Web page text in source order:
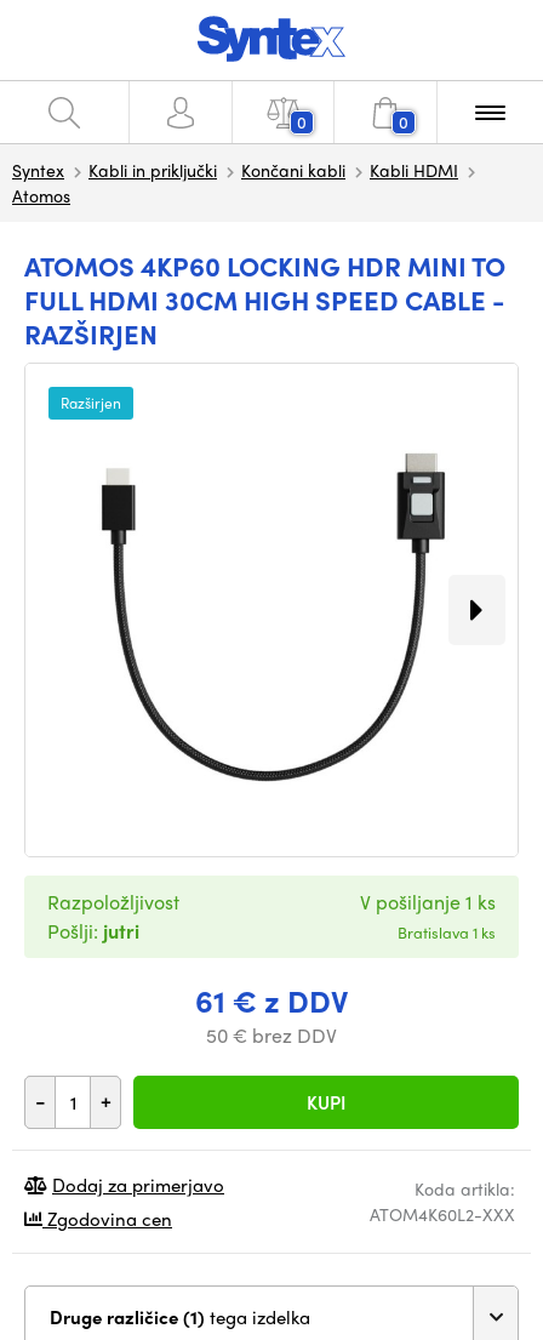
0 0
Syntex Kabli in priključki Končani kabli
Kabli HDMI
Atomos
ATOMOS 4KP60 LOCKING HDR MINI TO
FULL HDMI 30CM HIGH SPEED CABLE -
RAZŠIRJEN
Razširjen
61 € z DDV
50 € brez DDV
- + KUPI
Razpoložljivost
Pošlji: jutri
V pošiljanje 1 ks
Bratislava 1 ks
Koda artikla:
ATOM4K60L2-XXX
Dodaj za primerjavo
Zgodovina cen
Druge različice (1) tega izdelka